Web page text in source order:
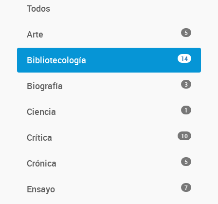
Todos
Arte 5
Bibliotecología 14
Biografía 3
Ciencia 1
Crítica 10
Crónica 5
Ensayo 7